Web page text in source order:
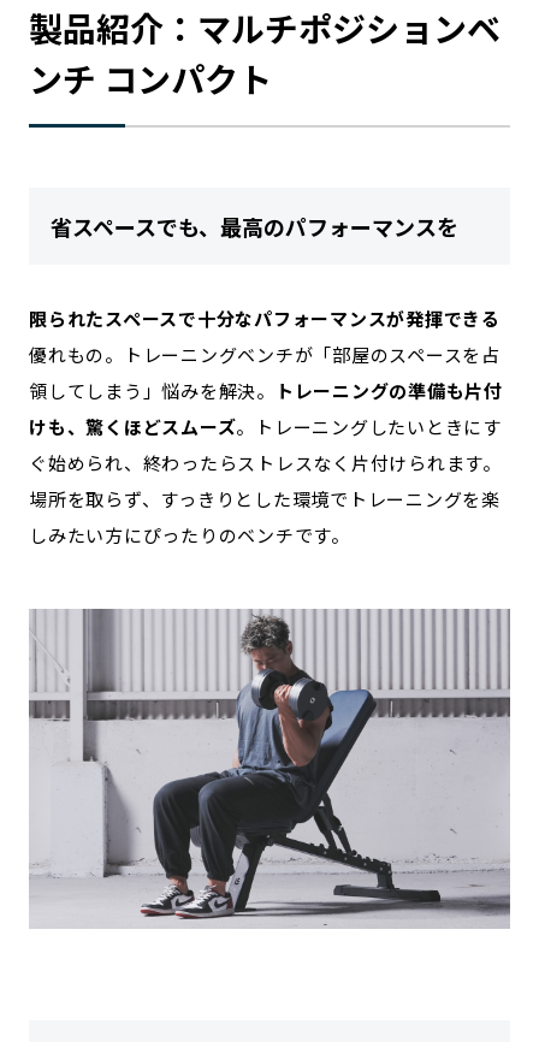
製品紹介：マルチポジションベ
ンチ コンパクト
省スペースでも、最高のパフォーマンスを
限られたスペースで十分なパフォーマンスが発揮できる
優れもの。トレーニングベンチが「部屋のスペースを占
領してしまう」悩みを解決。
トレーニングの準備も片付
けも、驚くほどスムーズ。トレーニングしたいときにす
ぐ始められ、終わったらストレスなく片付けられます。
場所を取らず、すっきりとした環境でトレーニングを楽
しみたい方にぴったりのベンチです。